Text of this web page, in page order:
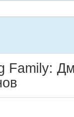
Family: